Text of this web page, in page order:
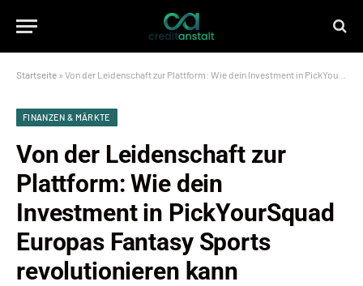
Startseite » Von der Leidenschaft zur Plattform: Wie dein Investment in PickYourSquad Europas Fantasy Sports revolutionieren kann
FINANZEN & MÄRKTE
Von der Leidenschaft zur
Plattform: Wie dein
Investment in PickYourSquad
Europas Fantasy Sports
revolutionieren kann